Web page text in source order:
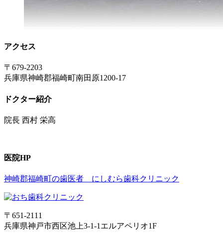
アクセス
〒679-2203
兵庫県神崎郡福崎町南田原1200-17
ドクター紹介
院長 西村 栄高
医院HP
神崎郡福崎町の歯医者 にしむら歯科クリニック
〒651-2111
兵庫県神戸市西区池上3-1-1エルアペリオ1F